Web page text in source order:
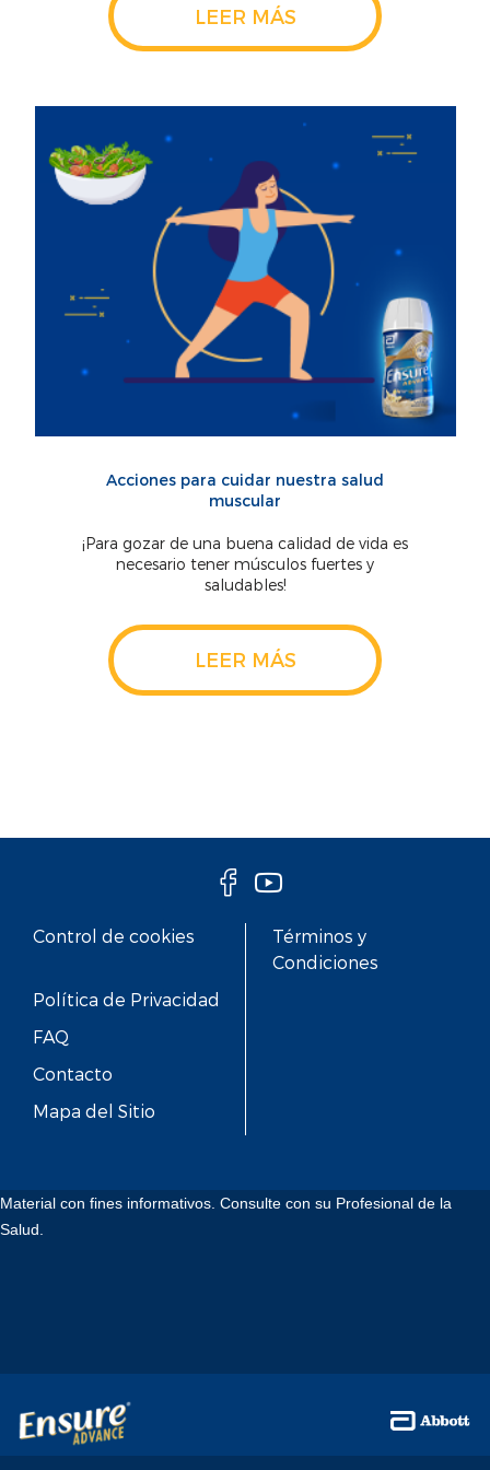
LEER MÁS
Acciones para cuidar nuestra salud
muscular
¡Para gozar de una buena calidad de vida es
necesario tener músculos fuertes y
saludables!
LEER MÁS
Control de cookies
Términos y
Condiciones
Política de Privacidad
FAQ
Contacto
Mapa del Sitio
Material con fines informativos. Consulte con su Profesional de la
Salud.